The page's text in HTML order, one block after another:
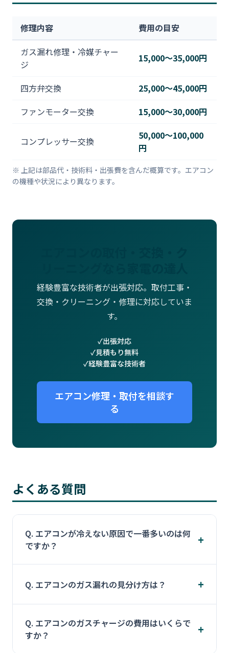
修理内容
費用の目安
ガス漏れ修理・冷媒チャー
ジ
15,000〜35,000円
四方弁交換
25,000〜45,000円
ファンモーター交換
15,000〜30,000円
コンプレッサー交換
50,000〜100,000
円
※ 上記は部品代・技術料・出張費を含んだ概算です。エアコン
の機種や状況により異なります。
経験豊富な技術者が出張対応。取付工事・
交換・クリーニング・修理に対応していま
す。
出張対応
見積もり無料
経験豊富な技術者
エアコン修理・取付を相談す
る
よくある質問
Q. エアコンが冷えない原因で一番多いのは何
ですか？
+
媒ガスの不足（ガス漏れ）が挙げられます。フィ
Q. エアコンのガス漏れの見分け方は？ +
い、室外機から「シュー」という音がするなど
の症状はガス漏れの可能性があります。ガスチャ
Q. エアコンのガスチャージの費用はいくらで
すか？
+